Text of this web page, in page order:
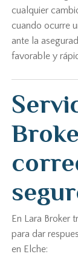
cualquier
cuando ocurre
ante la
favorable y
En Lara Broker
para dar
en Elche: